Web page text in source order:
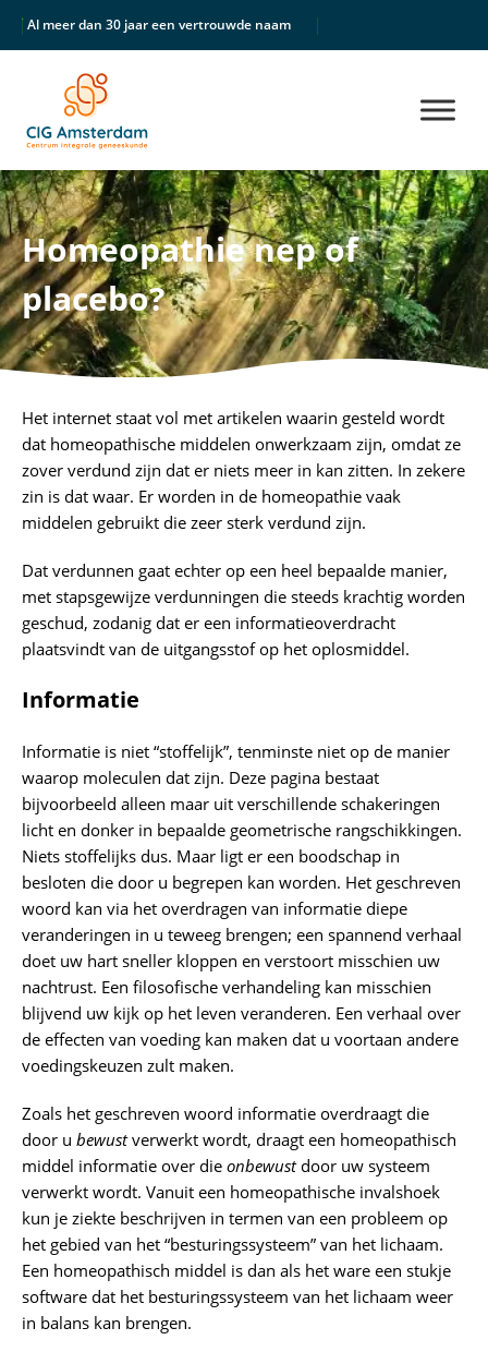
Al meer dan 30 jaar een vertrouwde naam
Homeopathie nep of
placebo?
Het internet staat vol met artikelen waarin gesteld wordt
dat homeopathische middelen onwerkzaam zijn, omdat ze
zover verdund zijn dat er niets meer in kan zitten. In zekere
zin is dat waar. Er worden in de homeopathie vaak
middelen gebruikt die zeer sterk verdund zijn.
Dat verdunnen gaat echter op een heel bepaalde manier,
met stapsgewijze verdunningen die steeds krachtig worden
geschud, zodanig dat er een informatieoverdracht
plaatsvindt van de uitgangsstof op het oplosmiddel.
Informatie
Informatie is niet “stoffelijk”, tenminste niet op de manier
waarop moleculen dat zijn. Deze pagina bestaat
bijvoorbeeld alleen maar uit verschillende schakeringen
licht en donker in bepaalde geometrische rangschikkingen.
Niets stoffelijks dus. Maar ligt er een boodschap in
besloten die door u begrepen kan worden. Het geschreven
woord kan via het overdragen van informatie diepe
veranderingen in u teweeg brengen; een spannend verhaal
doet uw hart sneller kloppen en verstoort misschien uw
nachtrust. Een filosofische verhandeling kan misschien
blijvend uw kijk op het leven veranderen. Een verhaal over
de effecten van voeding kan maken dat u voortaan andere
voedingskeuzen zult maken.
Zoals het geschreven woord informatie overdraagt die
door u bewustverwerkt wordt, draagt een homeopathisch
middel informatie over die onbewustdoor uw systeem
verwerkt wordt. Vanuit een homeopathische invalshoek
kun je ziekte beschrijven in termen van een probleem op
het gebied van het “besturingssysteem” van het lichaam.
Een homeopathisch middel is dan als het ware een stukje
software dat het besturingssysteem van het lichaam weer
in balans kan brengen.